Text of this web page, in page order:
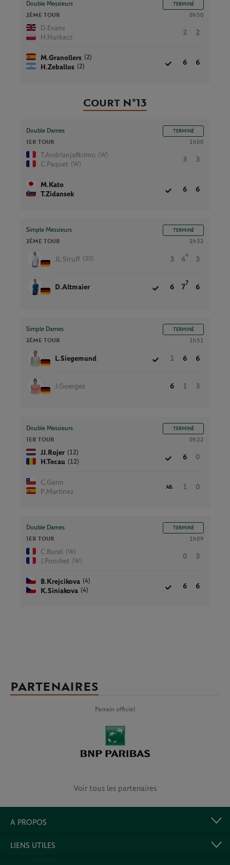
Double Messieurs TERMINÉ
2ÈME TOUR 0h50
D.Evans
H.Hurkacz
2 2
M.Granollers (2)
H.Zeballos (2)
6 6
Court N°13
Double Dames TERMINÉ
1ER TOUR 1h00
T.Andrianjafitrimo (W)
C.Paquet (W)
3 3
M.Kato
T.Zidansek
6 6
Simple Messieurs TERMINÉ
2ÈME TOUR 2h32
JL.Struff (30) 3 6
4
3
D.Altmaier 6 7
7
6
Simple Dames TERMINÉ
2ÈME TOUR 1h51
L.Siegemund 1 6 6
J.Goerges 6 1 3
Double Messieurs TERMINÉ
1ER TOUR 0h22
JJ.Rojer (12)
H.Tecau (12)
6 0
C.Garin
P.Martinez
AB. 1 0
Double Dames TERMINÉ
1ER TOUR 1h09
C.Burel (W)
J.Ponchet (W)
0 3
B.Krejcikova (4)
K.Siniakova (4)
6 6
PARTENAIRES
Parrain officiel
Voir tous les partenaires
A PROPOS
LIENS UTILES